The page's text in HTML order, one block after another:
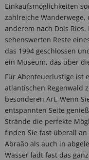
Einkaufsmöglichkeiten
zahlreiche
anderem nach Dois
sehenswerten Reste
das 1994 geschlossen
ein Museum, das über
Für Abenteuerlustige ist
atlantischen Regenwald
besonderen Art. Wenn
entspannten Seite
Strände die perfekte
finden Sie fast überall
Abraão als auch in
Wasser lädt fast das